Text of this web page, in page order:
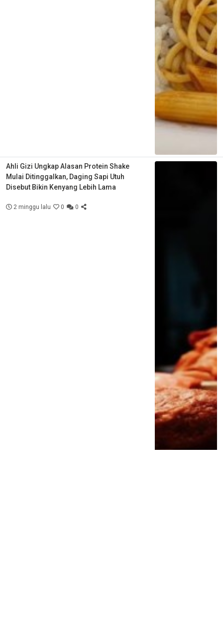
Ahli Gizi Ungkap Alasan Protein Shake
Mulai Ditinggalkan, Daging Sapi Utuh
Disebut Bikin Kenyang Lebih Lama
2 minggu lalu 0 0